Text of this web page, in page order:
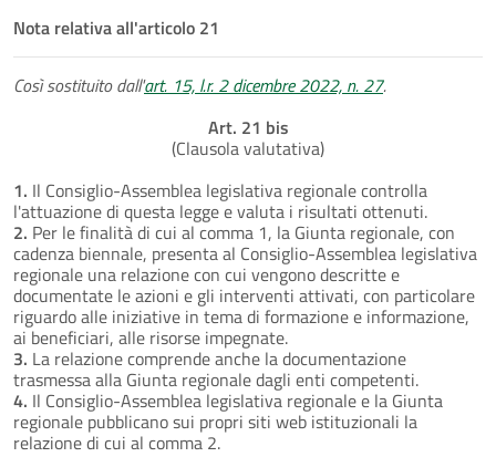
Nota relativa all'articolo 21
Così sostituito dall'art. 15, l.r. 2 dicembre 2022, n. 27.
Art. 21 bis
(Clausola valutativa)
1. Il Consiglio-Assemblea legislativa regionale controlla
l'attuazione di questa legge e valuta i risultati ottenuti.
2. Per le finalità di cui al comma 1, la Giunta regionale, con
cadenza biennale, presenta al Consiglio-Assemblea legislativa
regionale una relazione con cui vengono descritte e
documentate le azioni e gli interventi attivati, con particolare
riguardo alle iniziative in tema di formazione e informazione,
ai beneficiari, alle risorse impegnate.
3. La relazione comprende anche la documentazione
trasmessa alla Giunta regionale dagli enti competenti.
4. Il Consiglio-Assemblea legislativa regionale e la Giunta
regionale pubblicano sui propri siti web istituzionali la
relazione di cui al comma 2.